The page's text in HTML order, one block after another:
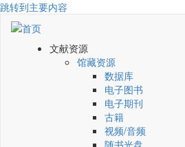
跳转到主要内容
文献资源
馆藏资源
数据库
电子图书
电子期刊
古籍
视频/音频